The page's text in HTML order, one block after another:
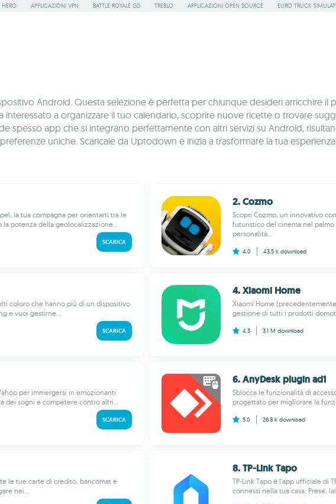
HERO APPLICAZIONI VPN BATTLE ROYALE GD TREBLO APPLICAZIONI OPEN SOURCE EURO TRUCK
Android. Questa selezione è perfetta per chiunque desideri arricchire il
a organizzare il tuo calendario, scoprire nuove ricette o trovare
spesso app che si integrano perfettamente con altri servizi su Android,
uniche. Scaricale da Uptodown e inizia a trasformare la tua
la tua compagna per orientarti tra le
potenza della geolocalizzazione...
SCARICA
2. Cozmo
Scopri Cozmo, un innovativo
futuristico del cinema nel
personalità...
4.0 43.5 k download
coloro che hanno più di un dispositivo
e vuoi gestirne...
SCARICA
4. Xiaomi Home
Xiaomi Home
gestione di tutti i prodotti
4.3 3.1 M download
per immergersi in emozionanti
dei sogni e competere contro altri...
SCARICA
6. AnyDesk plugin ad1
Sblocca le funzionalità di
progettato per migliorare la
5.0 26.8 k download
le tue carte di credito, bancomat e
nei...
8. TP-Link Tapo
TP-Link Tapo è l'app ufficiale di
connessi nella tua casa. Prese,